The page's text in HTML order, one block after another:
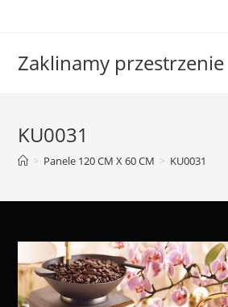
Zaklinamy przestrzenie
KU0031
> Panele 120 CM X 60 CM > KU0031